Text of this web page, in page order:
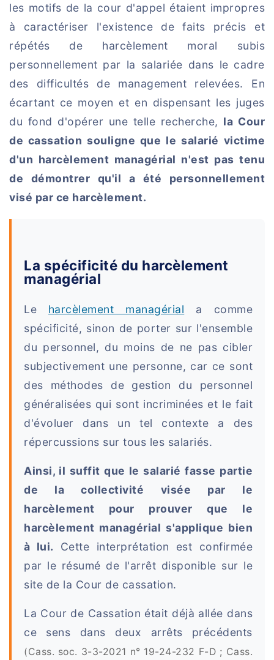
les motifs de la cour d'appel étaient impropres
à caractériser l'existence de faits précis et
répétés de harcèlement moral subis
personnellement par la salariée dans le cadre
des difficultés de management relevées. En
écartant ce moyen et en dispensant les juges
du fond d'opérer une telle recherche, la Cour
de cassation souligne que le salarié victime
d'un harcèlement managérial n'est pas tenu
de démontrer qu'il a été personnellement
visé par ce harcèlement.
La spécificité du harcèlement
managérial
Le harcèlement managérial a comme
spécificité, sinon de porter sur l'ensemble
du personnel, du moins de ne pas cibler
subjectivement une personne, car ce sont
des méthodes de gestion du personnel
généralisées qui sont incriminées et le fait
d'évoluer dans un tel contexte a des
répercussions sur tous les salariés.
Ainsi, il suffit que le salarié fasse partie
de la collectivité visée par le
harcèlement pour prouver que le
harcèlement managérial s'applique bien
à lui. Cette interprétation est confirmée
par le résumé de l'arrêt disponible sur le
site de la Cour de cassation.
La Cour de Cassation était déjà allée dans
ce sens dans deux arrêts précédents
(Cass. soc. 3-3-2021 n° 19-24-232 F-D ; Cass.